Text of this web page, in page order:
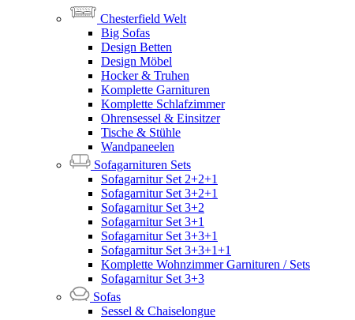
Chesterfield Welt
Big Sofas
Design Betten
Design Möbel
Hocker & Truhen
Komplette Garnituren
Komplette Schlafzimmer
Ohrensessel & Einsitzer
Tische & Stühle
Wandpaneelen
Sofagarnituren Sets
Sofagarnitur Set 2+2+1
Sofagarnitur Set 3+2+1
Sofagarnitur Set 3+2
Sofagarnitur Set 3+1
Sofagarnitur Set 3+3+1
Sofagarnitur Set 3+3+1+1
Komplette Wohnzimmer Garnituren / Sets
Sofagarnitur Set 3+3
Sofas
Sessel & Chaiselongue